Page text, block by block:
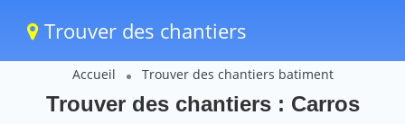
Trouver des chantiers
Accueil Trouver des chantiers batiment
Trouver des chantiers : Carros